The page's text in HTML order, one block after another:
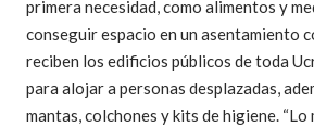
primera necesidad, como alimentos y
conseguir espacio en un asentamiento
reciben los edificios públicos de toda
para alojar a personas desplazadas,
mantas, colchones y kits de higiene.